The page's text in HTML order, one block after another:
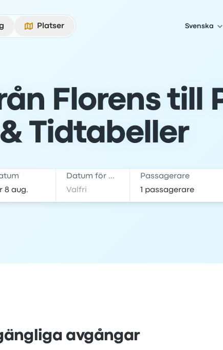
Platser Svenska
Florens till
Tidtabeller
Datum för hemresa Passagerare
avgångar